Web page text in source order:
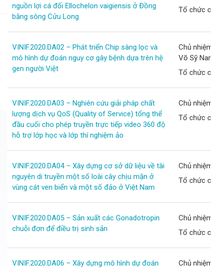
nguồn lợi cá đối Ellochelon vaigiensis ở Đồng
bằng sông Cửu Long
Tổ chức
VINIF.2020.DA02 – Phát triển Chip sàng lọc và
mô hình dự đoán nguy cơ gây bệnh dựa trên hệ
gen người Việt
Chủ nhiệm
Võ Sỹ Nam
Tổ chức
VINIF.2020.DA03 – Nghiên cứu giải pháp chất
lượng dịch vụ QoS (Quality of Service) tổng thể
đầu cuối cho phép truyền trực tiếp video 360 độ
hỗ trợ lớp học và lớp thí nghiệm ảo
Chủ nhiệm
Tổ chức
VINIF.2020.DA04 – Xây dựng cơ sở dữ liệu về tài
nguyên di truyền một số loài cây chịu mặn ở
vùng cát ven biển và một số đảo ở Việt Nam
Chủ nhiệm
Tổ chức
VINIF.2020.DA05 – Sản xuất các Gonadotropin
chuỗi đơn để điều trị sinh sản
Chủ nhiệm
Tổ chức
VINIF.2020.DA06 – Xây dựng mô hình dự đoán
Chủ nhiệm